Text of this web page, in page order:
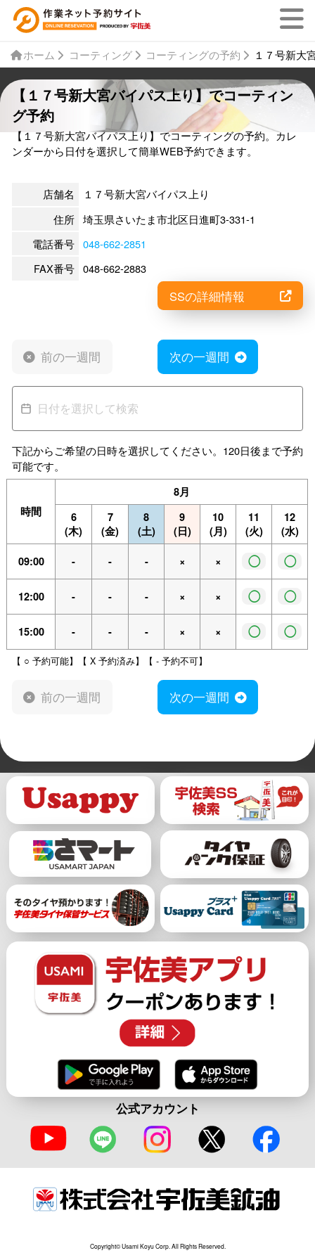
ホーム コーティング コーティングの予約 １７号新大
【１７号新大宮バイパス上り】でコーティン
グ予約
【１７号新大宮バイパス上り】でコーティングの予約。カレ
ンダーから日付を選択して簡単WEB予約できます。
店舗名
１７号新大宮バイパス上り
住所 埼玉県さいたま市北区日進町3-331-1
電話番号 048-662-2851
FAX番号 048-662-2883
SSの詳細情報
前の一週間 次の一週間
下記からご希望の日時を選択してください。120日後まで予約
可能です。
時間
8月
6
(木)
7
(金)
8
(土)
9
(日)
10
(月)
11
(火)
12
(水)
09:00 - - - × × ◯ ◯
12:00 - - - × × ◯ ◯
15:00 - - - × × ◯ ◯
【 ○ 予約可能】【 X 予約済み】【 - 予約不可】
前の一週間 次の一週間
公式アカウント
Copyright© Usami Koyu Corp. All Rights Reserved.